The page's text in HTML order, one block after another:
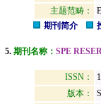
主题范畴：
期刊简介
5. 期刊名称： SPE
ISSN：
版本：